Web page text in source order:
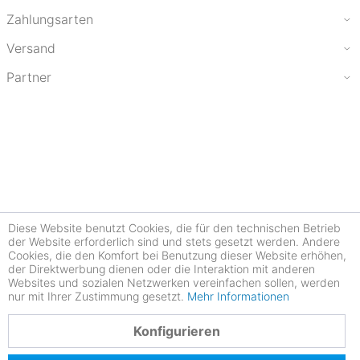
Zahlungsarten
Versand
Partner
Diese Website benutzt Cookies, die für den technischen Betrieb
der Website erforderlich sind und stets gesetzt werden. Andere
Cookies, die den Komfort bei Benutzung dieser Website erhöhen,
der Direktwerbung dienen oder die Interaktion mit anderen
Websites und sozialen Netzwerken vereinfachen sollen, werden
nur mit Ihrer Zustimmung gesetzt. Mehr Informationen
Konfigurieren